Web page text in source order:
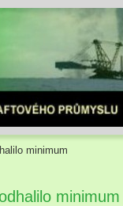
minimum
minimum